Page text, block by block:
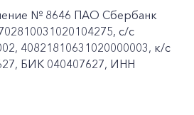
№ 8646 ПАО Сбербанк
с/с
40821810631020000003, к/c
БИК 040407627, ИНН